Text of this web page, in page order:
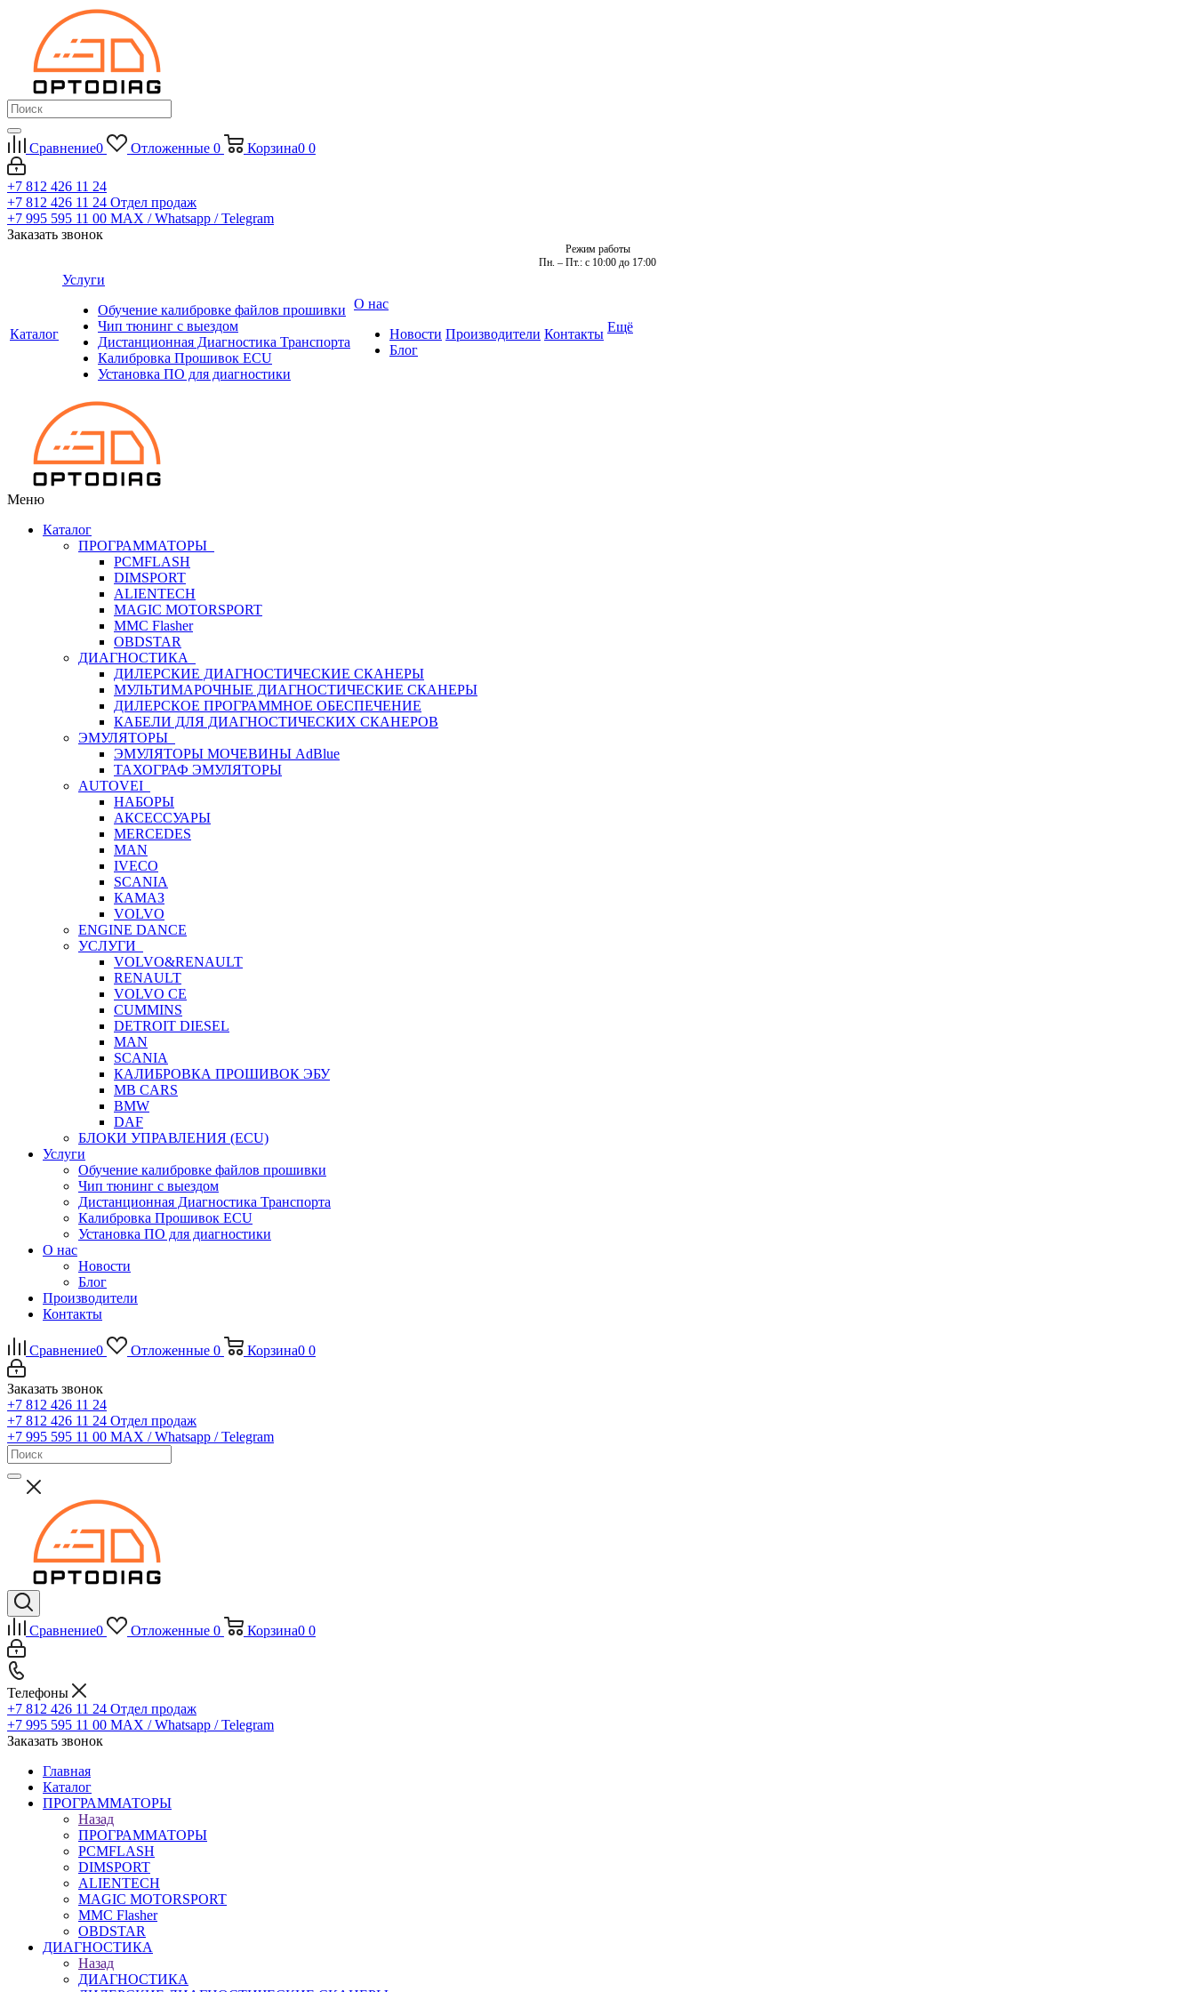
Сравнение0 Отложенные 0 Корзина0 0
+7 812 426 11 24
+7 812 426 11 24 Отдел продаж
+7 995 595 11 00 MAX / Whatsapp / Telegram
Заказать звонок
Режим работы
Пн. – Пт.: с 10:00 до 17:00
Каталог
Услуги
Обучение калибровке файлов прошивки
Чип тюнинг с выездом
Дистанционная Диагностика Транспорта
Калибровка Прошивок ECU
Установка ПО для диагностики
О нас
Новости
Блог
Производители Контакты Ещё
Меню
Каталог
ПРОГРАММАТОРЫ
PCMFLASH
DIMSPORT
ALIENTECH
MAGIC MOTORSPORT
MMC Flasher
OBDSTAR
ДИАГНОСТИКА
ДИЛЕРСКИЕ ДИАГНОСТИЧЕСКИЕ СКАНЕРЫ
МУЛЬТИМАРОЧНЫЕ ДИАГНОСТИЧЕСКИЕ СКАНЕРЫ
ДИЛЕРСКОЕ ПРОГРАММНОЕ ОБЕСПЕЧЕНИЕ
КАБЕЛИ ДЛЯ ДИАГНОСТИЧЕСКИХ СКАНЕРОВ
ЭМУЛЯТОРЫ
ЭМУЛЯТОРЫ МОЧЕВИНЫ АdBlue
ТАХОГРАФ ЭМУЛЯТОРЫ
AUTOVEI
НАБОРЫ
АКСЕССУАРЫ
MERCEDES
MAN
IVECO
SCANIA
КАМАЗ
VOLVO
ENGINE DANCE
УСЛУГИ
VOLVO&RENAULT
RENAULT
VOLVO CE
CUMMINS
DETROIT DIESEL
MAN
SCANIA
КАЛИБРОВКА ПРОШИВОК ЭБУ
MB CARS
BMW
DAF
БЛОКИ УПРАВЛЕНИЯ (ECU)
Услуги
Обучение калибровке файлов прошивки
Чип тюнинг с выездом
Дистанционная Диагностика Транспорта
Калибровка Прошивок ECU
Установка ПО для диагностики
О нас
Новости
Блог
Производители
Контакты
Сравнение0 Отложенные 0 Корзина0 0
Заказать звонок
+7 812 426 11 24
+7 812 426 11 24 Отдел продаж
+7 995 595 11 00 MAX / Whatsapp / Telegram
Сравнение0 Отложенные 0 Корзина0 0
Телефоны
+7 812 426 11 24 Отдел продаж
+7 995 595 11 00 MAX / Whatsapp / Telegram
Заказать звонок
Главная
Каталог
ПРОГРАММАТОРЫ
Назад
ПРОГРАММАТОРЫ
PCMFLASH
DIMSPORT
ALIENTECH
MAGIC MOTORSPORT
MMC Flasher
OBDSTAR
ДИАГНОСТИКА
Назад
ДИАГНОСТИКА